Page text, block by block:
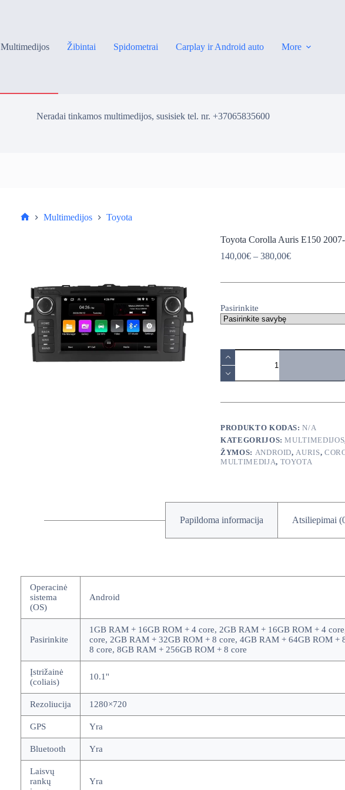
Multimedijos Žibintai Spidometrai Carplay ir Android auto More
Neradai tinkamos multimedijos, susisiek tel. nr. +37065835600
Multimedijos Toyota
Toyota Corolla Auris E150
140,00€ – 380,00€Price
Pasirinkite
produkto
kiekis:
Toyota
Corolla
E150
2011
android
multimedija
PRODUKTO KODAS:N/A
KATEGORIJOS:MULTIMEDIJOS
ŽYMOS: ANDROID,AURIS,
MULTIMEDIJA, TOYOTA
Papildoma informacija Atsiliepimai
Operacinė
sistema
(OS)
Android
Pasirinkite
1GB RAM + 16GB ROM + 4 core, 2GB RAM + 16GB ROM + 4
core, 2GB RAM + 32GB ROM + 8 core, 4GB RAM + 64GB ROM +
8 core, 8GB RAM + 256GB ROM + 8 core
Įstrižainė
(coliais)
10.1''
Rezoliucija 1280×720
GPS Yra
Bluetooth Yra
Laisvų
rankų
Yra